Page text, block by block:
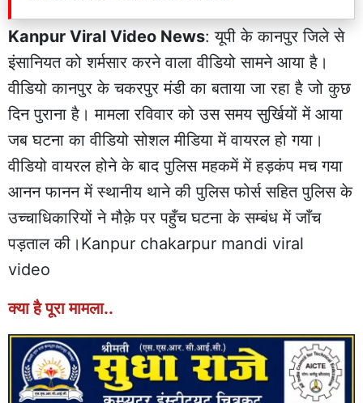
Kanpur Viral Video News: यूपी के कानपुर जिले से
इंसानियत को शर्मसार करने वाला वीडियो सामने आया है।
वीडियो कानपुर के चकरपुर मंडी का बताया जा रहा है जो कुछ
दिन पुराना है। मामला रविवार को उस समय सुर्खियों में आया
जब घटना का वीडियो सोशल मीडिया में वायरल हो गया।
वीडियो वायरल होने के बाद पुलिस महकमें में हड़कंप मच गया
आनन फानन में स्थानीय थाने की पुलिस फोर्स सहित पुलिस के
उच्चाधिकारियों ने मौक़े पर पहुँच घटना के सम्बंध में जाँच
पड़ताल की।Kanpur chakarpur mandi viral
video
क्या है पूरा मामला..